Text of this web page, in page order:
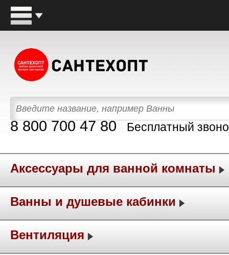
8 800 700 47 80 Бесплатный
Аксессуары для ванной комнаты
Ванны и душевые кабинки
Вентиляция